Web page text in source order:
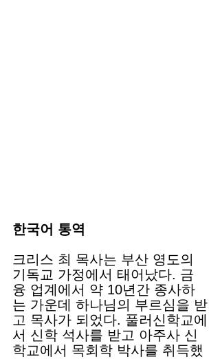
한국어 통역
크리스 최 목사는 부산 영도의
기독교 가정에서 태어났다. 금
융 업계에서 약 10년간 종사하
는 가운데 하나님의 부르심을 받
고 목사가 되었다. 풀러신학교에
서 신학 석사를 받고 아주사 신
학교에서 목회학 박사를 취득했